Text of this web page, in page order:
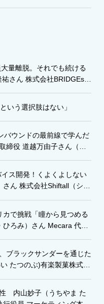
量離脱。それでも続ける
さん 株式会社BRIDGEs・
う選択肢はない」
バウンドの最前線で学んだ
締役 道越万由子さん（み
ス開発！くよくよしない
ん 株式会社Shiftall（シフ
で挑戦「瞳から見つめる
ろみ）さん Mecara 代表
ブラックサンダーを通じた
たつのぶ)有楽製菓株式会
内山妙子（うちやま た